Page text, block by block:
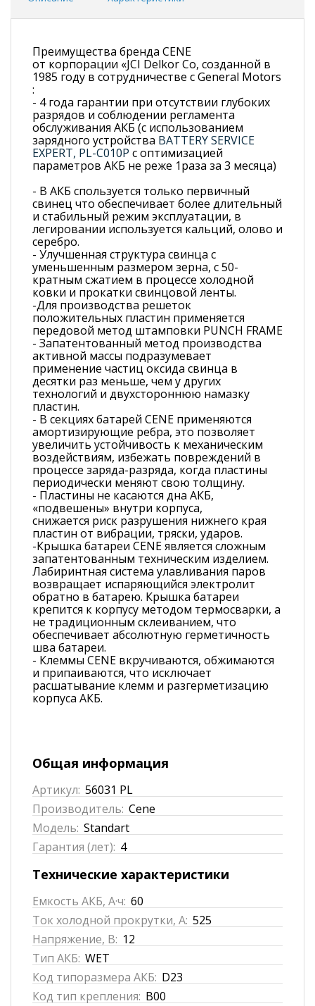
Преимущества бренда CENE
от корпорации «JCI Delkor Со, созданной в
1985 году в сотрудничестве с General Motors
:
- 4 года гарантии при отсутствии глубоких
разрядов и соблюдении регламента
обслуживания АКБ (с использованием
зарядного устройства BATTERY SERVICE
EXPERT, PL-C010P с оптимизацией
параметров АКБ не реже 1раза за 3 месяца)
- В АКБ спользуется только первичный
свинец что обеспечивает более длительный
и стабильный режим эксплуатации, в
легировании используется кальций, олово и
серебро.
- Улучшенная структура свинца с
уменьшенным размером зерна, с 50-
кратным сжатием в процессе холодной
ковки и прокатки свинцовой ленты.
-Для производства решеток
положительных пластин применяется
передовой метод штамповки PUNCH FRAME
- Запатентованный метод производства
активной массы подразумевает
применение частиц оксида свинца в
десятки раз меньше, чем у других
технологий и двухстороннюю намазку
пластин.
- В секциях батарей CENE применяются
амортизирующие ребра, это позволяет
увеличить устойчивость к механическим
воздействиям, избежать повреждений в
процессе заряда-разряда, когда пластины
периодически меняют свою толщину.
- Пластины не касаются дна АКБ,
«подвешены» внутри корпуса,
снижается риск разрушения нижнего края
пластин от вибрации, тряски, ударов.
-Крышка батареи CENE является сложным
запатентованным техническим изделием.
Лабиринтная система улавливания паров
возвращает испаряющийся электролит
обратно в батарею. Крышка батареи
крепится к корпусу методом термосварки, а
не традиционным склеиванием, что
обеспечивает абсолютную герметичность
шва батареи.
- Клеммы CENE вкручиваются, обжимаются
и припаиваются, что исключает
расшатывание клемм и разгерметизацию
корпуса АКБ.
Общая информация
Артикул: 56031 PL
Производитель: Cene
Модель: Standart
Гарантия (лет): 4
Технические характеристики
Емкость АКБ, А·ч: 60
Ток холодной прокрутки, А: 525
Напряжение, В: 12
Тип АКБ: WET
Код типоразмера АКБ: D23
Код тип крепления: B00